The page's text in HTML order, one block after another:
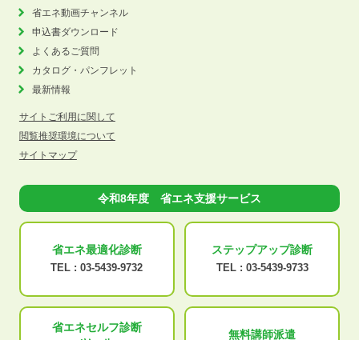
省エネ動画チャンネル
申込書ダウンロード
よくあるご質問
カタログ・パンフレット
最新情報
サイトご利用に関して
閲覧推奨環境について
サイトマップ
令和8年度 省エネ支援サービス
省エネ最適化診断
TEL : 03-5439-9732
ステップアップ診断
TEL : 03-5439-9733
省エネセルフ診断
無料講師派遣